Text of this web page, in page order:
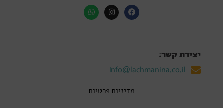
יצירת קשר:
Info@lachmanina.co.il
מדיניות פרטיות